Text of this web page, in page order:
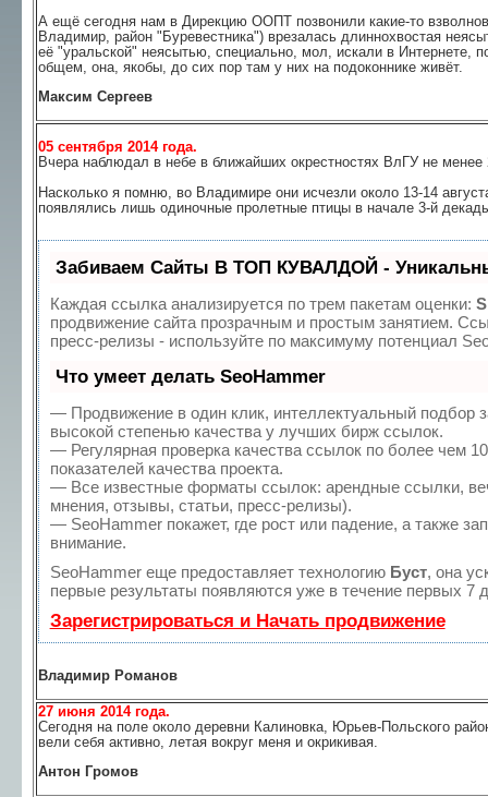
А ещё сегодня нам в Дирекцию ООПТ позвонили какие-то
Владимир, район "Буревестника") врезалась длиннохвостая
её "уральской" неясытью, специально, мол, искали в Интернете,
общем, она, якобы, до сих пор там у них на подоконнике живёт.
Максим Сергеев
05 сентября 2014 года.
Вчера наблюдал в небе в ближайших окрестностях ВлГУ не менее
Насколько я помню, во Владимире они исчезли около 13-14
появлялись лишь одиночные пролетные птицы в начале 3-й
Забиваем Сайты В ТОП КУВАЛДОЙ -
Каждая ссылка анализируется по трем пакетам оценки:
продвижение сайта прозрачным и простым занятием.
пресс-релизы - используйте по максимуму потенциал
Что умеет делать SeoHammer
— Продвижение в один клик, интеллектуальный подбор
высокой степенью качества у лучших бирж ссылок.
— Регулярная проверка качества ссылок по более чем
показателей качества проекта.
— Все известные форматы ссылок: арендные ссылки,
мнения, отзывы, статьи, пресс-релизы).
— SeoHammer покажет, где рост или падение, а также
внимание.
SeoHammer еще предоставляет технологию Буст, она
первые результаты появляются уже в течение первых 7
Зарегистрироваться и Начать продвижение
Владимир Романов
27 июня 2014 года.
Сегодня на поле около деревни Калиновка, Юрьев-Польского
вели себя активно, летая вокруг меня и окрикивая.
Антон Громов